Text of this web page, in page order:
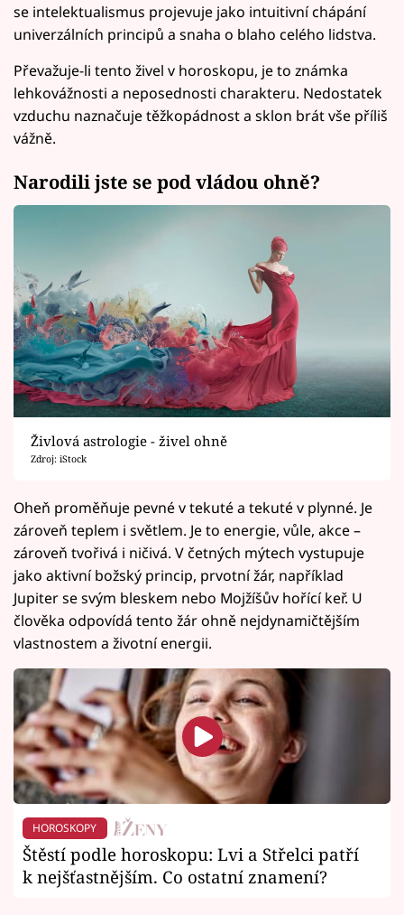
se intelektualismus projevuje jako intuitivní chápání
univerzálních principů a snaha o blaho celého lidstva.
Převažuje-li tento živel v horoskopu, je to známka
lehkovážnosti a neposednosti charakteru. Nedostatek
vzduchu naznačuje těžkopádnost a sklon brát vše příliš
vážně.
Narodili jste se pod vládou ohně?
Živlová astrologie - živel ohně
Zdroj: iStock
Oheň proměňuje pevné v tekuté a tekuté v plynné. Je
zároveň teplem i světlem. Je to energie, vůle, akce –
zároveň tvořivá i ničivá. V četných mýtech vystupuje
jako aktivní božský princip, prvotní žár, například
Jupiter se svým bleskem nebo Mojžíšův hořící keř. U
člověka odpovídá tento žár ohně nejdynamičtějším
vlastnostem a životní energii.
HOROSKOPY
Štěstí podle horoskopu: Lvi a Střelci patří
k nejšťastnějším. Co ostatní znamení?